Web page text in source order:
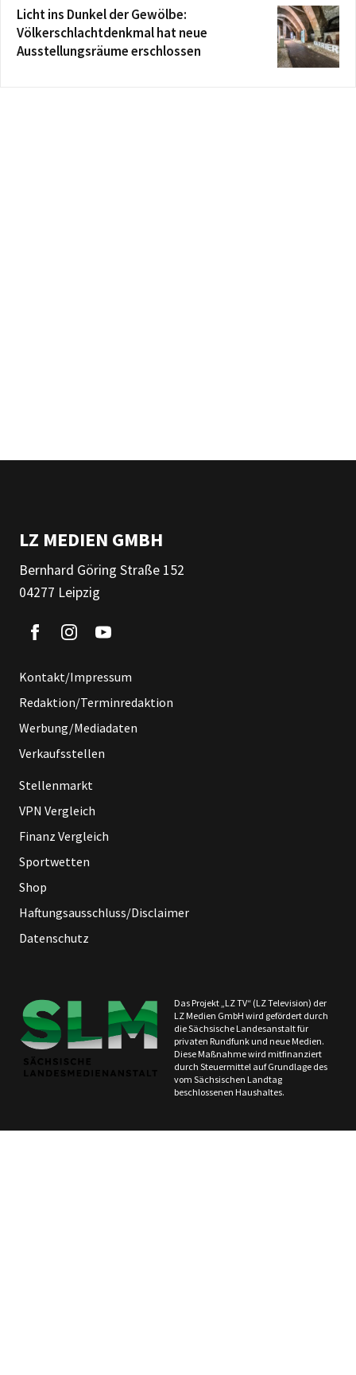
Licht ins Dunkel der Gewölbe:
Völkerschlachtdenkmal hat neue
Ausstellungsräume erschlossen
LZ MEDIEN GMBH
Bernhard Göring Straße 152
04277 Leipzig
Kontakt/Impressum
Redaktion/Terminredaktion
Werbung/Mediadaten
Verkaufsstellen
Stellenmarkt
VPN Vergleich
Finanz Vergleich
Sportwetten
Shop
Haftungsausschluss/Disclaimer
Datenschutz
Das Projekt „LZ TV“ (LZ Television) der
LZ Medien GmbH wird gefördert durch
die Sächsische Landesanstalt für
privaten Rundfunk und neue Medien.
Diese Maßnahme wird mitfinanziert
durch Steuermittel auf Grundlage des
vom Sächsischen Landtag
beschlossenen Haushaltes.